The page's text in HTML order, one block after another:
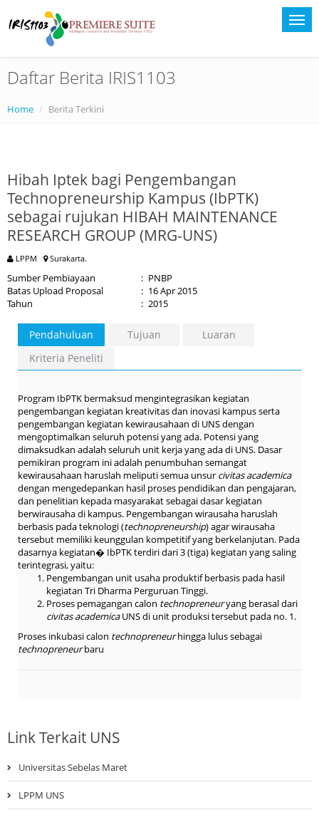
Daftar Berita IRIS1103
Home Berita Terkini
Hibah Iptek bagi Pengembangan
Technopreneurship Kampus (IbPTK)
sebagai rujukan HIBAH MAINTENANCE
RESEARCH GROUP (MRG-UNS)
LPPM Surakarta.
Sumber Pembiayaan : PNBP
Batas Upload Proposal
: 16 Apr 2015
Tahun
: 2015
Pendahuluan Tujuan
Luaran
Kriteria Peneliti
Program IbPTK bermaksud mengintegrasikan kegiatan
pengembangan kegiatan kreativitas dan inovasi kampus serta
pengembangan kegiatan kewirausahaan di UNS dengan
mengoptimalkan seluruh potensi yang ada. Potensi yang
dimaksudkan adalah seluruh unit kerja yang ada di UNS. Dasar
pemikiran program ini adalah penumbuhan semangat
kewirausahaan haruslah meliputi semua unsur civitas academica
dengan mengedepankan hasil proses pendidikan dan pengajaran,
dan penelitian kepada masyarakat sebagai dasar kegiatan
berwirausaha di kampus. Pengembangan wirausaha haruslah
berbasis pada teknologi (technopreneurship) agar wirausaha
tersebut memiliki keunggulan kompetitif yang berkelanjutan. Pada
dasarnya kegiatan� IbPTK terdiri dari 3 (tiga) kegiatan yang saling
terintegrasi, yaitu:
Pengembangan unit usaha produktif berbasis pada hasil
kegiatan Tri Dharma Perguruan Tinggi.
Proses pemagangan calon technopreneuryang berasal dari
civitas academicaUNS di unit produksi tersebut pada no. 1.
Proses inkubasi calon technopreneurhingga lulus sebagai
technopreneurbaru
Link Terkait UNS
Universitas Sebelas Maret
LPPM UNS